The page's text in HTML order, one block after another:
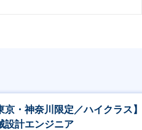
京・神奈川限定／ハイクラス】
設計エンジニア